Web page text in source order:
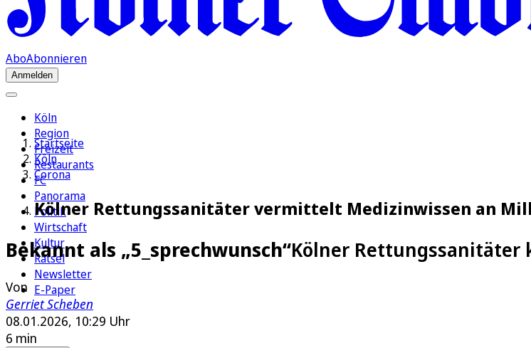
AboAbonnieren
Anmelden
Köln
Region
Freizeit
Restaurants
FC
Panorama
Politik
Wirtschaft
Kultur
Rätsel
Newsletter
E-Paper
Startseite
Köln
Corona
Kölner Rettungssanitäter vermittelt Medizinwissen an
Bekannt als „5_sprechwunsch“Kölner Rettungssanitäter
Von
Gerriet Scheben
08.01.2026, 10:29 Uhr
6 min